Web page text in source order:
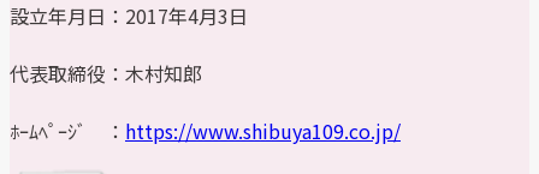
設立年月日：2017年4月3日
代表取締役：木村知郎
ﾎｰﾑﾍﾟｰｼﾞ ： https://www.shibuya109.co.jp/